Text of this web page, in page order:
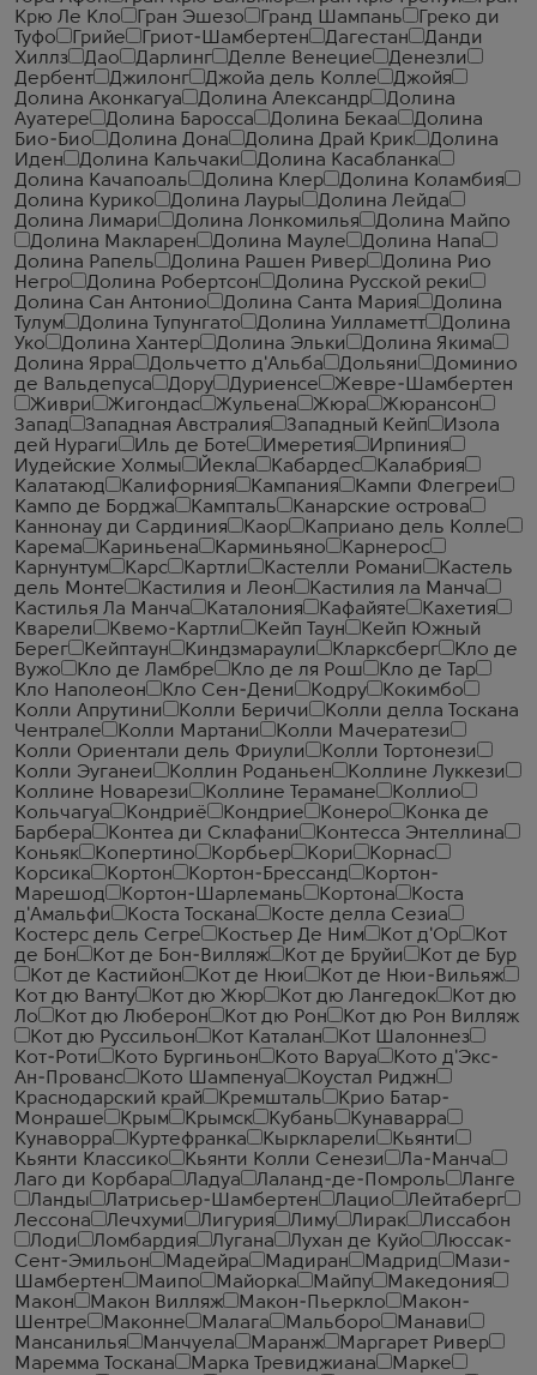
Крю Ле Кло
Гран Эшезо Гранд Шампань
Греко ди
Туфо
Грийе Гриот-Шамбертен Дагестан
Данди
Хиллз
Дао Дарлинг Делле Венецие
Денезли
Дербент
Джилонг Джойа дель Колле
Джойя
Долина Аконкагуа
Долина Александр
Долина
Ауатере
Долина Баросса Долина Бекаа
Долина
Био-Био
Долина Дона Долина Драй Крик
Долина
Иден
Долина Кальчаки
Долина Касабланка
Долина Качапоаль
Долина Клер
Долина Коламбия
Долина Курико
Долина Лауры
Долина Лейда
Долина Лимари
Долина Лонкомилья
Долина Майпо
Долина Макларен
Долина Мауле
Долина Напа
Долина Рапель
Долина Рашен Ривер
Долина Рио
Негро
Долина Робертсон
Долина Русской реки
Долина Сан Антонио
Долина Санта Мария
Долина
Тулум
Долина Тупунгато Долина Уилламетт
Долина
Уко
Долина Хантер Долина Эльки
Долина Якима
Долина Ярра
Дольчетто д'Альба Дольяни
Доминио
де Вальдепуса
Дору Дуриенсе
Жевре-Шамбертен
Живри
Жигондас Жульена Жюра
Жюрансон
Запад
Западная Австралия Западный Кейп
Изола
дей Нураги
Иль де Боте Имеретия
Ирпиния
Иудейские Холмы
Йекла Кабардес
Калабрия
Калатаюд
Калифорния Кампания
Кампи Флегреи
Кампо де Борджа
Кампталь
Канарские острова
Каннонау ди Сардиния
Каор
Каприано дель Колле
Карема
Кариньена Карминьяно
Карнерос
Карнунтум
Карс Картли Кастелли Романи
Кастель
дель Монте
Кастилия и Леон
Кастилия ла Манча
Кастилья Ла Манча
Каталония Кафайяте
Кахетия
Кварели
Квемо-Картли Кейп Таун
Кейп Южный
Берег
Кейптаун Киндзмараули Кларксберг
Кло де
Вужо
Кло де Ламбре Кло де ля Рош
Кло де Тар
Кло Наполеон
Кло Сен-Дени Кодру
Кокимбо
Колли Апрутини
Колли Беричи
Колли делла Тоскана
Чентрале
Колли Мартани
Колли Мачератези
Колли Ориентали дель Фриули
Колли Тортонези
Колли Эуганеи
Коллин Роданьен
Коллине Луккези
Коллине Новарези
Коллине Терамане
Коллио
Кольчагуа
Кондриё Кондрие Конеро
Конка де
Барбера
Контеа ди Склафани
Контесса Энтеллина
Коньяк
Копертино Корбьер Кори
Корнас
Корсика
Кортон Кортон-Брессанд
Кортон-
Марешод
Кортон-Шарлемань Кортона
Коста
д'Амальфи
Коста Тоскана
Косте делла Сезиа
Костерс дель Сегре
Костьер Де Ним Кот д'Ор
Кот
де Бон
Кот де Бон-Вилляж Кот де Бруйи
Кот де Бур
Кот де Кастийон
Кот де Нюи
Кот де Нюи-Вильяж
Кот дю Ванту
Кот дю Жюр Кот дю Лангедок
Кот дю
Ло
Кот дю Люберон Кот дю Рон
Кот дю Рон Вилляж
Кот дю Руссильон
Кот Каталан
Кот Шалоннез
Кот-Роти
Кото Бургиньон Кото Варуа
Кото д'Экс-
Ан-Прованс
Кото Шампенуа
Коустал Риджн
Краснодарский край
Кремшталь
Крио Батар-
Монраше
Крым Крымск Кубань
Кунаварра
Кунаворра
Куртефранка Кыркларели
Кьянти
Кьянти Классико
Кьянти Колли Сенези
Ла-Манча
Лаго ди Корбара
Ладуа Лаланд-де-Помроль
Ланге
Ланды
Латрисьер-Шамбертен Лацио
Лейтаберг
Лессона
Лечхуми Лигурия Лиму Лирак
Лиссабон
Лоди
Ломбардия Лугана Лухан де Куйо
Люссак-
Сент-Эмильон
Мадейра Мадиран Мадрид
Мази-
Шамбертен
Маипо Майорка Майпу
Македония
Макон
Макон Вилляж Макон-Пьеркло
Макон-
Шентре
Маконне Малага Мальборо
Манави
Мансанилья
Манчуела Маранж
Маргарет Ривер
Маремма Тоскана
Марка Тревиджиана Марке